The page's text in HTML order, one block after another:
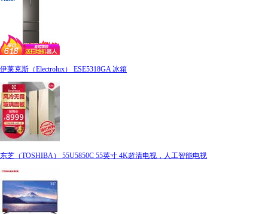
伊莱克斯（Electrolux） ESE5318GA 冰箱
东芝（TOSHIBA） 55U5850C 55英寸 4K超清电视，人工智能电视